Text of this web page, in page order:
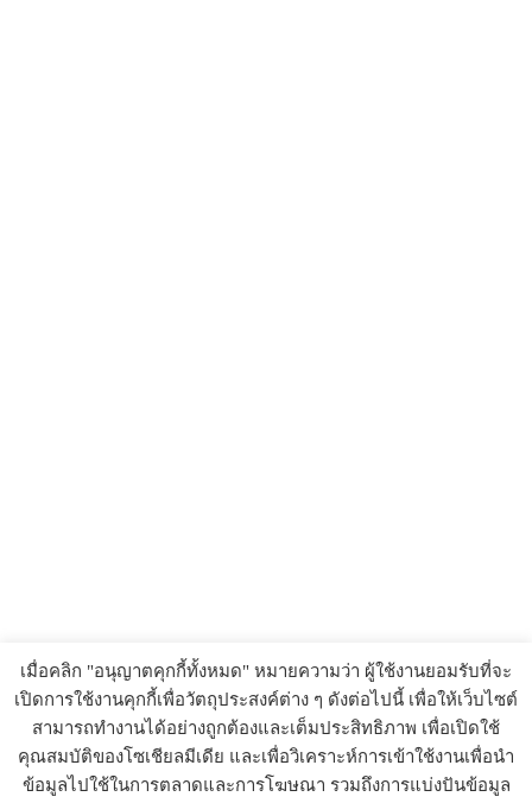
เมื่อคลิก "อนุญาตคุกกี้ทั้งหมด" หมายความว่า ผู้ใช้งานยอมรับที่จะ
เปิดการใช้งานคุกกี้เพื่อวัตถุประสงค์ต่าง ๆ ดังต่อไปนี้ เพื่อให้เว็บไซต์
สามารถทำงานได้อย่างถูกต้องและเต็มประสิทธิภาพ เพื่อเปิดใช้
คุณสมบัติของโซเชียลมีเดีย และเพื่อวิเคราะห์การเข้าใช้งานเพื่อนำ
ข้อมูลไปใช้ในการตลาดและการโฆษณา รวมถึงการแบ่งปันข้อมูล